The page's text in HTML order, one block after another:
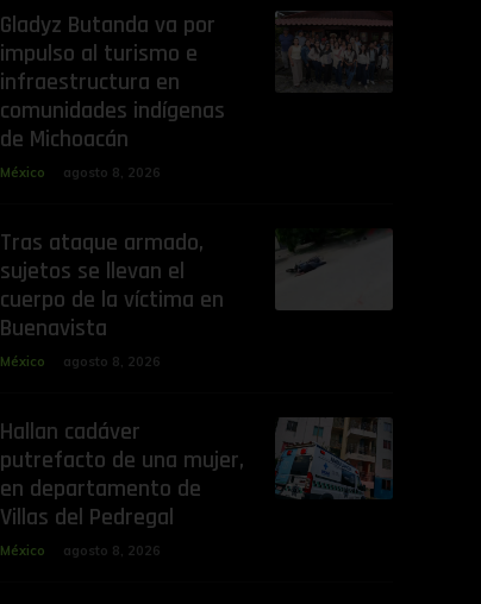
Gladyz Butanda va por
impulso al turismo e
infraestructura en
comunidades indígenas
de Michoacán
México agosto 8, 2026
Tras ataque armado,
sujetos se llevan el
cuerpo de la víctima en
Buenavista
México agosto 8, 2026
Hallan cadáver
putrefacto de una mujer,
en departamento de
Villas del Pedregal
México agosto 8, 2026